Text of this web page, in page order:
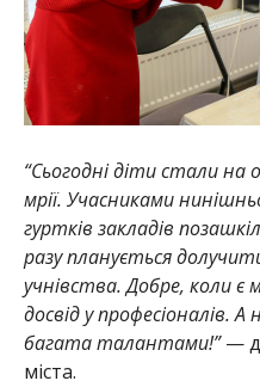
“Сьогодні діти стали на
мрії. Учасниками
гуртків закладів
разу планується
учнівства. Добре, коли
досвід у професіоналів.
багата талантами!”—
міста.